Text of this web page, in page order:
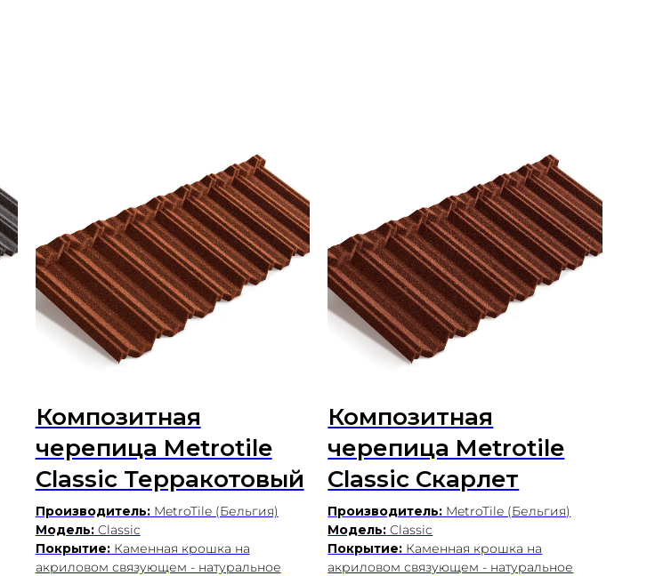
Композитная
черепица Metrotile
Classic Терракотовый
Производитель:MetroTile (Бельгия)
Модель:Classic
Покрытие:Каменная крошка на
акриловом связующем - натуральное
Композитная
черепица Metrotile
Classic Скарлет
Производитель: MetroTile (Бельгия)
Модель: Classic
Покрытие: Каменная крошка на
акриловом связующем - натуральное